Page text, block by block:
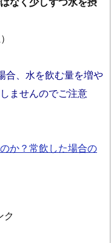
合、水を飲む量を増や
ませんのでご注意
か？常飲した場合の
ク